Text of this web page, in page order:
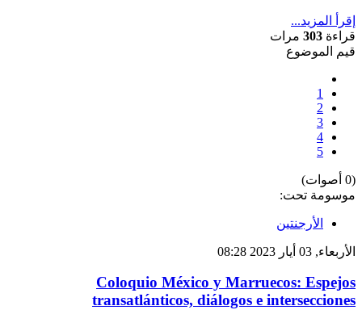
إقرأ المزيد...
قراءة 303 مرات
قيم الموضوع
1
2
3
4
5
(0 أصوات)
موسومة تحت:
الأرجنتين
الأربعاء, 03 أيار 2023 08:28
Coloquio México y Marruecos: Espejos
transatlánticos, diálogos e intersecciones